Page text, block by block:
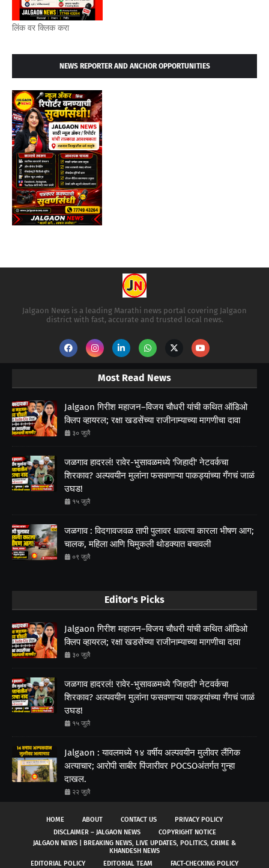
लिंक वर क्लिक करा
NEWS REPORTER AND ANCHOR OPPORTUNITIES
Jalgaon News is a leading Marathi news portal covering Jalgaon
district with fast, accurate and trusted local news.
Most Read News
Jalgaon गिरीश महाजन–विजय चौधरी यांची कथित ऑडिओ
क्लिप व्हायरल; रक्षा खडसेंच्या राजीनाम्याच्या मागणीचा दावा
३० जुलै
जळगाव हादरलं! रावेर-भुसावळमध्ये 'जिहादी' नेटवर्कचा
शिरकाव? अल्पवयीन मुलांना फसवणाऱ्या पाकड्यांच्या गँगचं जाळं
उघड!
१५ जुलै
जळगाव : विदगावजवळ तापी पुलावर धावत्या कारला भीषण आग;
चालक, महिला आणि चिमुकली थोडक्यात बचावली
०९ जुलै
Editor's Picks
Jalgaon गिरीश महाजन–विजय चौधरी यांची कथित ऑडिओ
क्लिप व्हायरल; रक्षा खडसेंच्या राजीनाम्याच्या मागणीचा दावा
३० जुलै
जळगाव हादरलं! रावेर-भुसावळमध्ये 'जिहादी' नेटवर्कचा
शिरकाव? अल्पवयीन मुलांना फसवणाऱ्या पाकड्यांच्या गँगचं जाळं
उघड!
१५ जुलै
Jalgaon : यावलमध्ये १४ वर्षीय अल्पवयीन मुलीवर लैंगिक
अत्याचार; आरोपी साबीर पिंजारीवर POCSOअंतर्गत गुन्हा
दाखल.
२२ जुलै
HOME ABOUT CONTACT US
PRIVACY POLICY
DISCLAIMER – JALGAON NEWS
COPYRIGHT NOTICE
JALGAON NEWS | BREAKING NEWS, LIVE UPDATES, POLITICS, CRIME &
KHANDESH NEWS
EDITORIAL POLICY
EDITORIAL TEAM FACT-CHECKING POLICY